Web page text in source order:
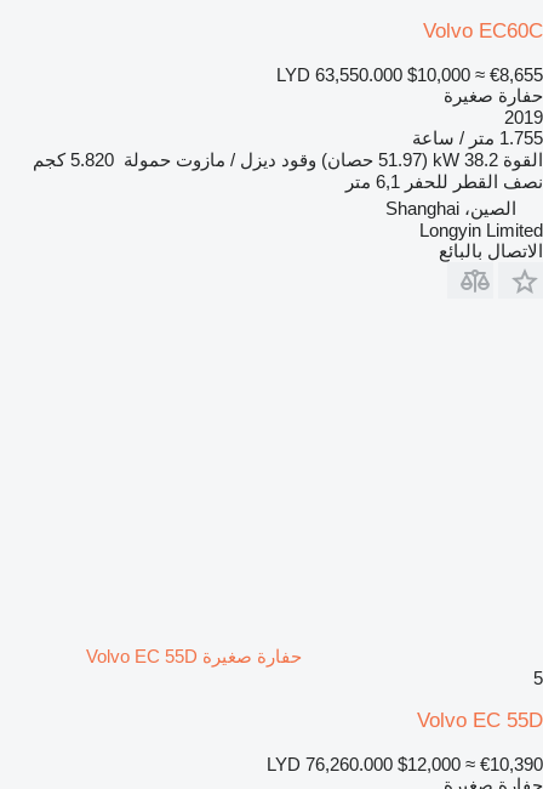
Volvo EC60C
LYD 63,550.000 $10,000 ≈ €8,655
حفارة صغيرة
2019
1.755 متر / ساعة
القوة 38.2 kW (51.97 حصان) وقود ديزل / مازوت حمولة 5.820 كجم
نصف القطر للحفر 6,1 متر
الصين، Shanghai
Longyin Limited
الاتصال بالبائع
حفارة صغيرة Volvo EC 55D
5
Volvo EC 55D
LYD 76,260.000 $12,000 ≈ €10,390
حفارة صغيرة